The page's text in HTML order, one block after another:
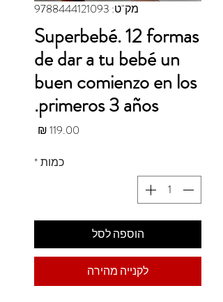
מק"ט: 9788444121093
Superbebé. 12 formas
de dar a tu bebé un
buen comienzo en los
primeros 3 años.
כמות*
הוספה לסל
לקנייה מהירה